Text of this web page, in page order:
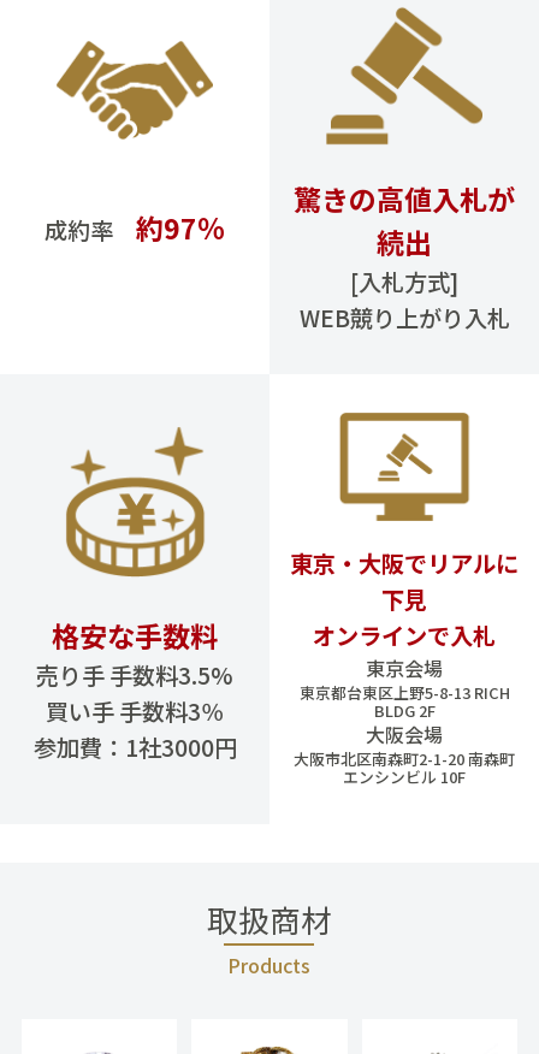
成約率 約97％
驚きの高値入札が
続出
[入札方式]
WEB競り上がり入札
格安な手数料
売り手 手数料3.5%
買い手 手数料3％
参加費：1社3000円
東京・大阪でリアルに
下見
オンラインで入札
東京会場
東京都台東区上野5-8-13 RICH
BLDG 2F
大阪会場
大阪市北区南森町2-1-20 南森町
エンシンビル 10F
取扱商材
Products